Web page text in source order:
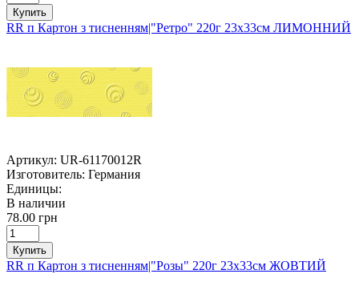
Купить
RR п Картон з тисненням|"Ретро" 220г 23х33см ЛИМОННИЙ
Артикул: UR-61170012R
Изготовитель: Германия
Единицы:
В наличии
78.00 грн
Купить
RR п Картон з тисненням|"Розы" 220г 23х33см ЖОВТИЙ